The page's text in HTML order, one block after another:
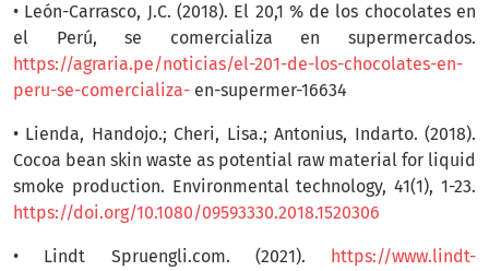
• León-Carrasco, J.C. (2018). El 20,1 % de los chocolates en
el Perú, se comercializa en supermercados.
https://agraria.pe/noticias/el-201-de-los-chocolates-en-
peru-se-comercializa- en-supermer-16634
• Lienda, Handojo.; Cheri, Lisa.; Antonius, Indarto. (2018).
Cocoa bean skin waste as potential raw material for liquid
smoke production. Environmental technology, 41(1), 1-23.
https://doi.org/10.1080/09593330.2018.1520306
• Lindt Spruengli.com. (2021).
https://www.lindt-